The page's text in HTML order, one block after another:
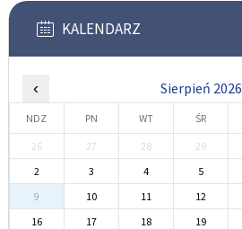
KALENDARZ
‹ Sierpień 2026
NDZ PN WT ŚR
26 27 28 29
2
3 4 5
9
10 11 12
16
17 18 19